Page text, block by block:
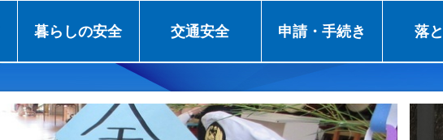
暮らしの安全 交通安全 申請・手続き 落